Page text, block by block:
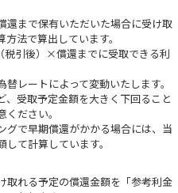
還まで保有いただいた場合に受け取
法で算出しています。
引後）×償還までに受取できる利
レートによって変動いたします。
、受取予定金額を大きく下回ること
ください｡
で早期償還がかかる場合には、当
て計算しています。
取れる予定の償還金額を「参考利金